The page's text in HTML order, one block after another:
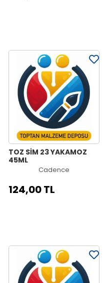
TOZ SİM 23 YAKAMOZ
45ML
Cadence
124,00 TL